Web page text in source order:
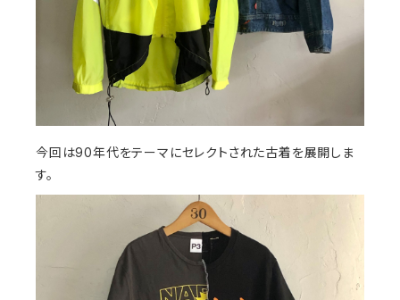
今回は90年代をテーマにセレクトされた古着を展開しま
す。